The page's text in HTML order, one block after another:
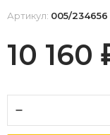
Артикул: 005/234656
10 160